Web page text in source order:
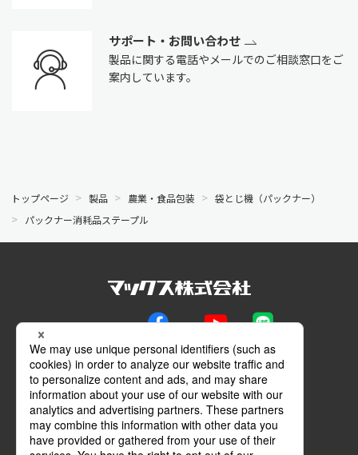
サポート・お問い合わせ
製品に関する電話やメールでのご相談窓口をご
案内しています。
トップページ 製品 農業・食品包装
袋とじ機（パックナー）
パックナー消耗品ステープル
Facebook
YouTube LINE
メールマガジン
動画特設サイト